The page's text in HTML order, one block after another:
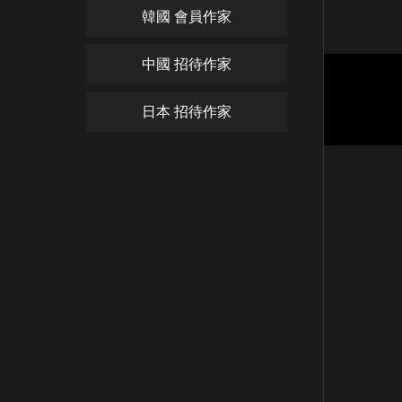
韓國 會員作家
中國 招待作家
日本 招待作家